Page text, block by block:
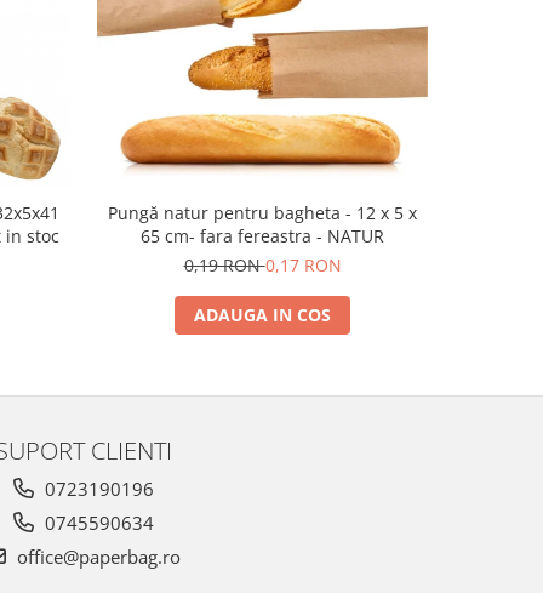
stoc
Pungă natur pentru bagheta - 12 x 5 x
65 cm- fara fereastra - NATUR
0,19 RON0,17 RON
ADAUGA IN COS
CLIENTI
0723190196
0745590634
office@paperbag.ro